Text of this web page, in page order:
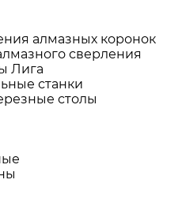
алмазных коронок
сверления
Лига
станки
столы